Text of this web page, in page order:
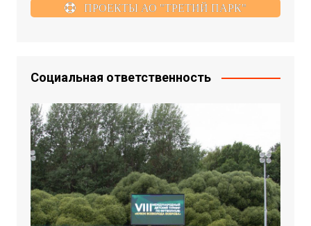
ПРОЕКТЫ АО "ТРЕТИЙ ПАРК"
Социальная ответственность